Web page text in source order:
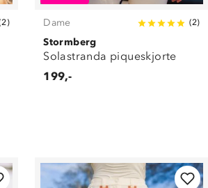
2) Dame (2)
Stormberg
Solastranda piqueskjorte
199,-